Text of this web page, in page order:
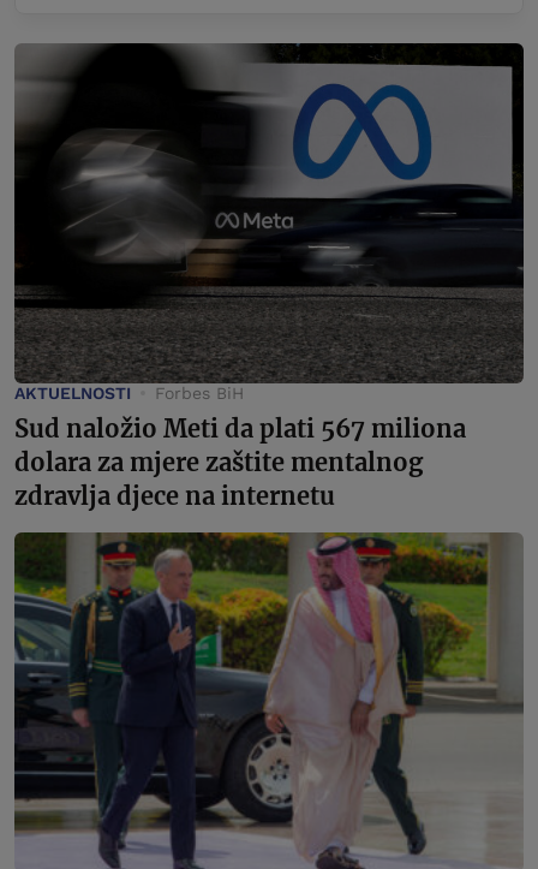
AKTUELNOSTI Forbes BiH
Sud naložio Meti da plati 567 miliona
dolara za mjere zaštite mentalnog
zdravlja djece na internetu